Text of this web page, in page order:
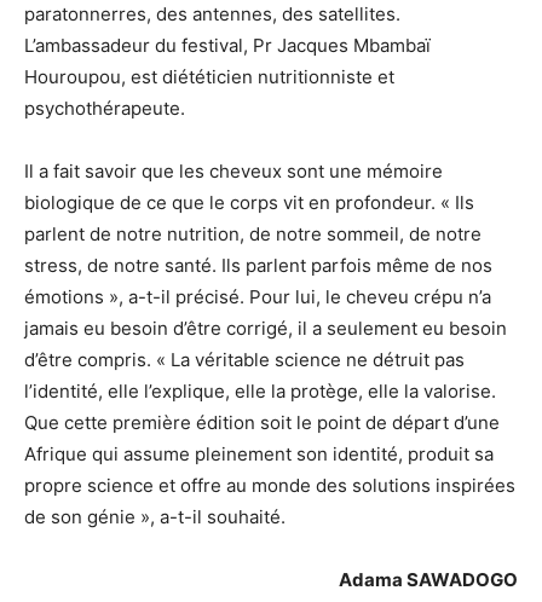
paratonnerres, des antennes, des satellites.
L’ambassadeur du festival, Pr Jacques Mbambaï
Houroupou, est diététicien nutritionniste et
psychothérapeute.
Il a fait savoir que les cheveux sont une mémoire
biologique de ce que le corps vit en profondeur. « Ils
parlent de notre nutrition, de notre sommeil, de notre
stress, de notre santé. Ils parlent parfois même de nos
émotions », a-t-il précisé. Pour lui, le cheveu crépu n’a
jamais eu besoin d’être corrigé, il a seulement eu besoin
d’être compris. « La véritable science ne détruit pas
l’identité, elle l’explique, elle la protège, elle la valorise.
Que cette première édition soit le point de départ d’une
Afrique qui assume pleinement son identité, produit sa
propre science et offre au monde des solutions inspirées
de son génie », a-t-il souhaité.
Adama SAWADOGO